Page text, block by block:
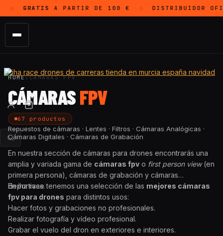
◇ GRATISA PARTIR DE 100 € ◇ DISTRIBUIDOR
HOME›CÁMARAS FPV
CÁMARASFPV
67 productos
Repuestos de cámaras · Lentes · Filtros · Cámaras Analógicas ·
Cámaras Digitales · Cámaras de Grabación
En nuestra sección de cámaras para drones encontrarás una
amplia y variada gama de cámaras fpv o first person view(en
primera persona), cámaras de grabación y cámaras
deportivas.
En iha race tenemos una selección de las mejores cámaras
fpv para drones para distintos usos:
Hacer fotos y grabaciones no profesionales.
Realizar fotografía y vídeo profesional.
Grabar el vuelo del dron en exteriores e interiores.